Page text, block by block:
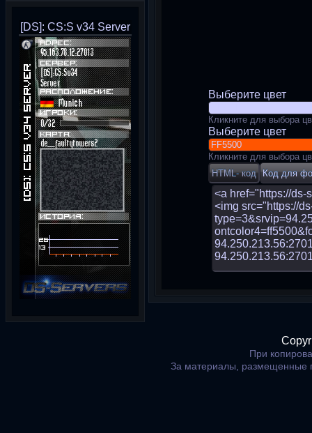
[DS]: CS:S v34 Server
Выберите цвет
Кликните для выбора
Выберите цвет
Кликните для выбора
При
За материалы, размещенные